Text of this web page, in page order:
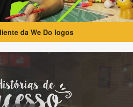
da We Do logos